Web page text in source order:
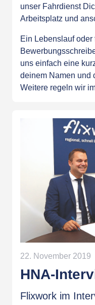
unser Fahrdienst
Arbeitsplatz und
Ein Lebenslauf oder
uns einfach eine
deinem Namen
Weitere regeln wir
22. November 2019
HNA-
Flixwork im